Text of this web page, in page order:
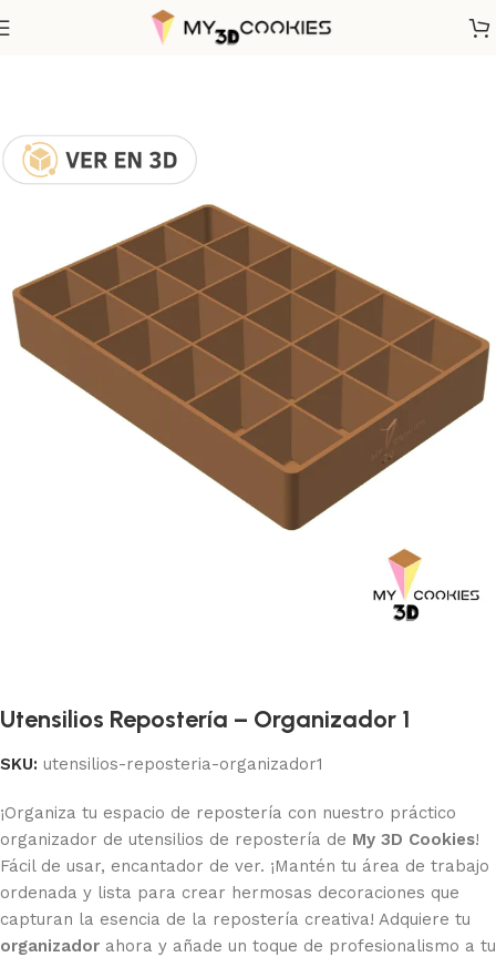
Utensilios Repostería Organizadores
Utensilios Repostería – Organizador 1
SKU: utensilios-reposteria-organizador1
¡Organiza tu espacio de repostería con nuestro práctico
organizador de utensilios de repostería de My 3D Cookies!
Fácil de usar, encantador de ver. ¡Mantén tu área de trabajo
ordenada y lista para crear hermosas decoraciones que
capturan la esencia de la repostería creativa! Adquiere tu
organizador ahora y añade un toque de profesionalismo a tu